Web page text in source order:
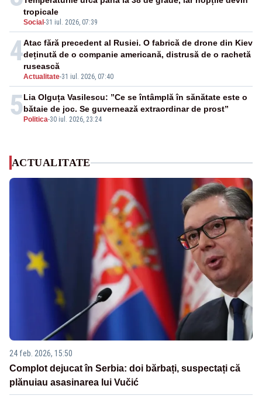
Social -31 iul. 2026, 07:39
tropicale
4
Actualitate-31 iul. 2026, 07:40
Atac fără precedent al Rusiei. O fabrică de drone din Kiev
deținută de o companie americană, distrusă de o rachetă
rusească
5 Politica-30 iul. 2026, 23:24
Lia Olguța Vasilescu: ”Ce se întâmplă în sănătate este o
bătaie de joc. Se guvernează extraordinar de prost”
ACTUALITATE
24 feb. 2026, 15:50
Complot dejucat în Serbia: doi bărbați, suspectați că
plănuiau asasinarea lui Vučić